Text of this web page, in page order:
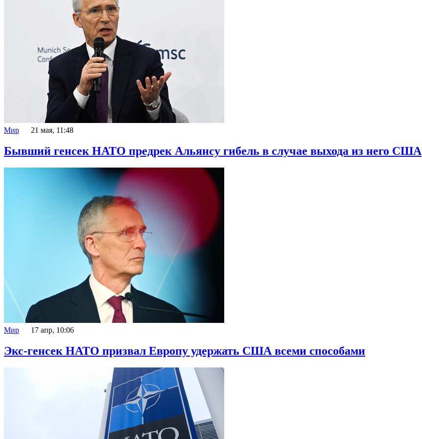
Мир 21 мая, 11:48
Бывший генсек НАТО предрек Альянсу гибель в случае выхода из него США
Мир 17 апр, 10:06
Экс-генсек НАТО призвал Европу удержать США всеми способами